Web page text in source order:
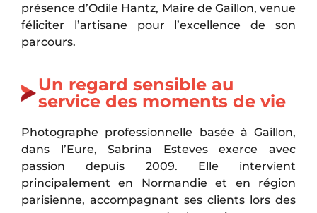
présence d’Odile Hantz, Maire de Gaillon, venue
féliciter l’artisane pour l’excellence de son
parcours.
Un regard sensible au
service des moments de vie
Photographe professionnelle basée à Gaillon,
dans l’Eure, Sabrina Esteves exerce avec
passion depuis 2009. Elle intervient
principalement en Normandie et en région
parisienne, accompagnant ses clients lors des